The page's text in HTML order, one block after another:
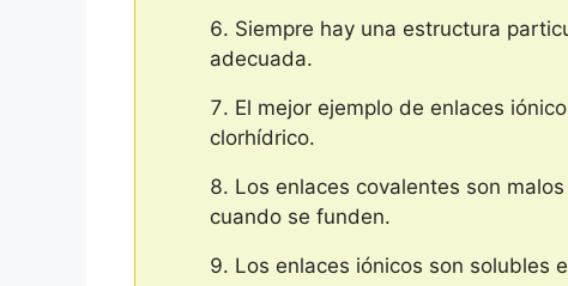
Siempre hay una estructura
adecuada.
El mejor ejemplo de enlaces
clorhídrico.
Los enlaces covalentes son
cuando se funden.
Los enlaces iónicos son solubles